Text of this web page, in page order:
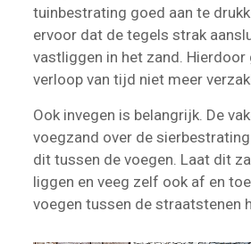
tuinbestrating goed aan te
ervoor dat de tegels strak
vastliggen in het zand. Hierdoor
verloop van tijd niet meer
Ook invegen is belangrijk. De
voegzand over de
dit tussen de voegen. Laat dit
liggen en veeg zelf ook af en
voegen tussen de straatstenen